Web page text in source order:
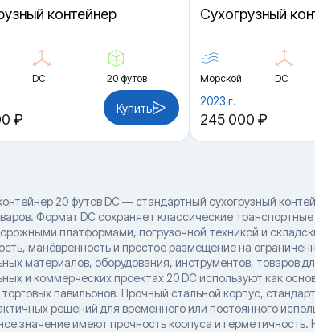
контейнер
DC 20 футов
₽
Купить
Cухогрузный
Морской DC
2023 г.
245 000 ₽
20 футов DC — стандартный сухогрузный
Формат DC сохраняет классические
платформами, погрузочной техникой и
манёвренность и простое размещение на
материалов, оборудования, инструментов, товаров
и коммерческих проектах 20 DC используют как
торговых павильонов. Прочный стальной корпус,
решений для временного или постоянного
значение имеют прочность корпуса и